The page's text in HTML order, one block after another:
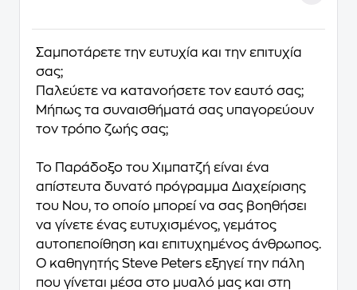
Σαμποτάρετε την ευτυχία και την επιτυχία
σας;
Παλεύετε να κατανοήσετε τον εαυτό σας;
Μήπως τα συναισθήματά σας υπαγορεύουν
τον τρόπο ζωής σας;
Το Παράδοξο του Χιμπατζή είναι ένα
απίστευτα δυνατό πρόγραμμα Διαχείρισης
του Νου, το οποίο μπορεί να σας βοηθήσει
να γίνετε ένας ευτυχισμένος, γεμάτος
αυτοπεποίθηση και επιτυχημένος άνθρωπος.
Ο καθηγητής Steve Peters εξηγεί την πάλη
που γίνεται μέσα στο μυαλό μας και στη